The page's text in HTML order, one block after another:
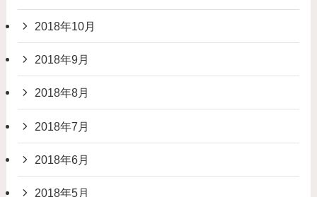
2018年10月
2018年9月
2018年8月
2018年7月
2018年6月
2018年5月